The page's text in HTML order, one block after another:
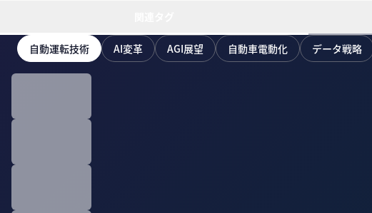
自動運転技術 AI変革 AGI展望 自動車電動化 データ戦略